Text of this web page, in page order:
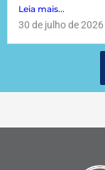
Leia mais...
30 de julho de 2026